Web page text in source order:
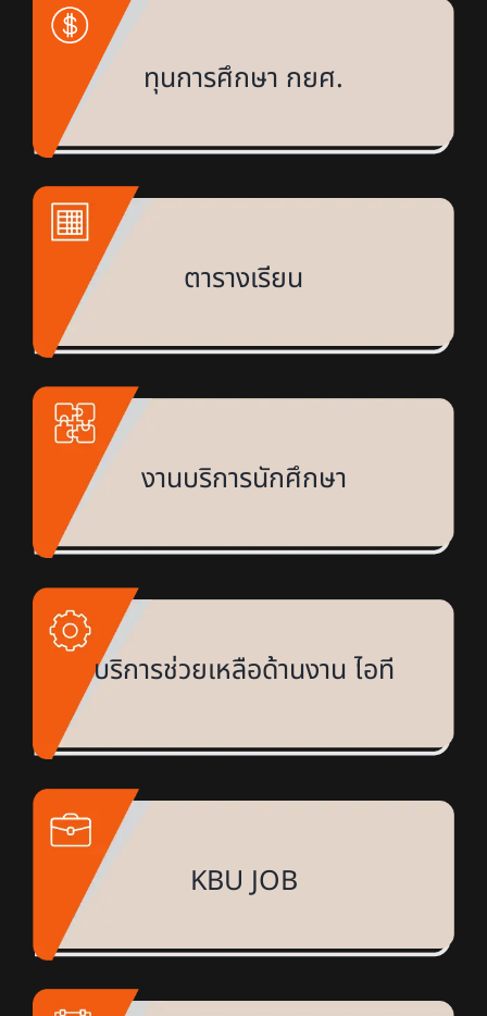
ทุนการศึกษา กยศ.
ตารางเรียน
งานบริการนักศึกษา
บริการช่วยเหลือด้านงาน ไอที
KBU JOB